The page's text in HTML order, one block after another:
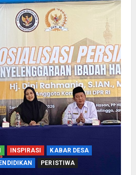
INSPIRASI
KABAR DESA
PERISTIWA